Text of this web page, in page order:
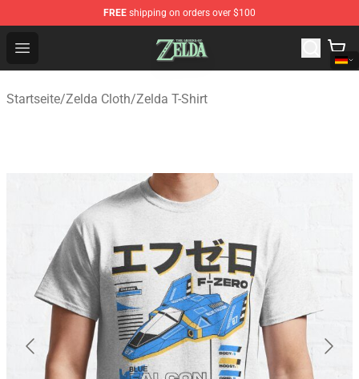
FREE shipping on orders over $100
Open menu
The Legend of Zelda Store - Official The Legend of
Startseite/Zelda Cloth/Zelda T-Shirt